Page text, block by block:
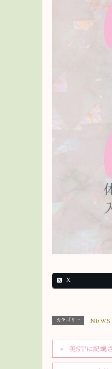
X
カテゴリー NEWS
美STに記載